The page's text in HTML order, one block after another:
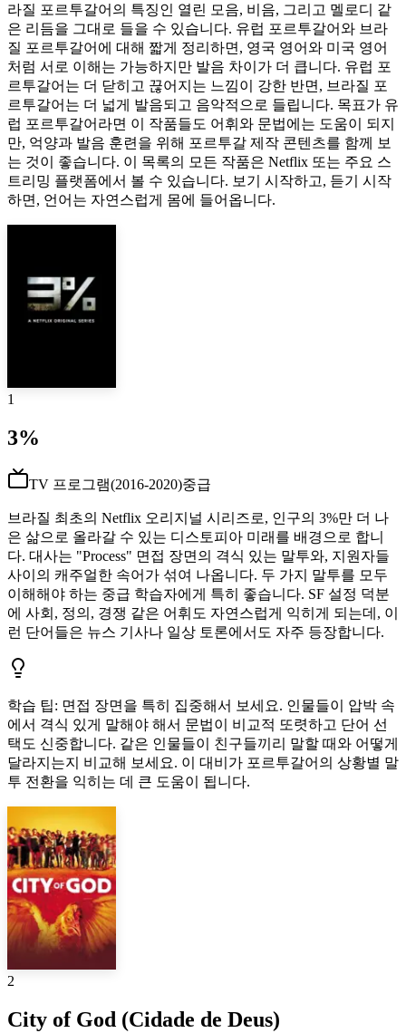
라질 포르투갈어의 특징인 열린 모음, 비음, 그리고 멜로디 같
은 리듬을 그대로 들을 수 있습니다. 유럽 포르투갈어와 브라
질 포르투갈어에 대해 짧게 정리하면, 영국 영어와 미국 영어
처럼 서로 이해는 가능하지만 발음 차이가 더 큽니다. 유럽 포
르투갈어는 더 닫히고 끊어지는 느낌이 강한 반면, 브라질 포
르투갈어는 더 넓게 발음되고 음악적으로 들립니다. 목표가 유
럽 포르투갈어라면 이 작품들도 어휘와 문법에는 도움이 되지
만, 억양과 발음 훈련을 위해 포르투갈 제작 콘텐츠를 함께 보
는 것이 좋습니다. 이 목록의 모든 작품은 Netflix 또는 주요 스
트리밍 플랫폼에서 볼 수 있습니다. 보기 시작하고, 듣기 시작
하면, 언어는 자연스럽게 몸에 들어옵니다.
1
3%
TV 프로그램(2016-2020)중급
브라질 최초의 Netflix 오리지널 시리즈로, 인구의 3%만 더 나
은 삶으로 올라갈 수 있는 디스토피아 미래를 배경으로 합니
다. 대사는 "Process" 면접 장면의 격식 있는 말투와, 지원자들
사이의 캐주얼한 속어가 섞여 나옵니다. 두 가지 말투를 모두
이해해야 하는 중급 학습자에게 특히 좋습니다. SF 설정 덕분
에 사회, 정의, 경쟁 같은 어휘도 자연스럽게 익히게 되는데, 이
런 단어들은 뉴스 기사나 일상 토론에서도 자주 등장합니다.
학습 팁: 면접 장면을 특히 집중해서 보세요. 인물들이 압박 속
에서 격식 있게 말해야 해서 문법이 비교적 또렷하고 단어 선
택도 신중합니다. 같은 인물들이 친구들끼리 말할 때와 어떻게
달라지는지 비교해 보세요. 이 대비가 포르투갈어의 상황별 말
투 전환을 익히는 데 큰 도움이 됩니다.
2
City of God (Cidade de Deus)